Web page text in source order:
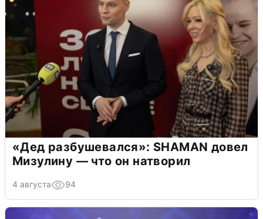
«Дед разбушевался»: SHAMAN довел
Мизулину — что он натворил
4 августа 94